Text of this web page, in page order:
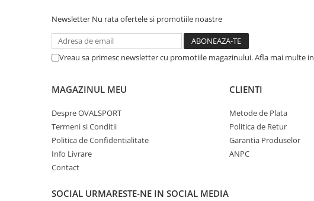
Newsletter Nu rata ofertele si promotiile noastre
Vreau sa primesc newsletter cu promotiile magazinului. Afla mai multe in
MAGAZINUL MEU
Despre OVALSPORT
Termeni si Conditii
Politica de Confidentialitate
Info Livrare
Contact
CLIENTI
Metode de Plata
Politica de Retur
Garantia Produselor
ANPC
SOCIAL URMARESTE-NE IN SOCIAL MEDIA